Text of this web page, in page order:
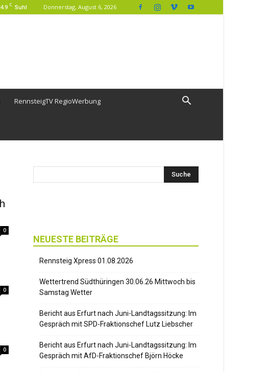
C Suhl Donnerstag, August 6, 2026
RennsteigTV RegioWerbung
0
0
0
NEUESTE BEITRÄGE
Rennsteig Xpress 01.08.2026
Wettertrend Südthüringen 30.06.26 Mittwoch bis
Samstag Wetter
Bericht aus Erfurt nach Juni-Landtagssitzung: Im
Gespräch mit SPD-Fraktionschef Lutz Liebscher
Bericht aus Erfurt nach Juni-Landtagssitzung: Im
Gespräch mit AfD-Fraktionschef Björn Höcke